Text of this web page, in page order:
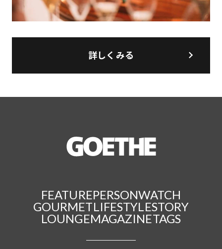
詳しくみる
FEATUREPERSONWATCH
GOURMETLIFESTYLESTORY
LOUNGEMAGAZINETAGS